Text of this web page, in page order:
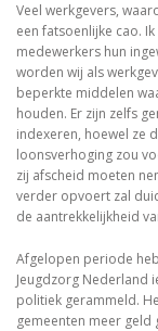
Veel werkgevers,
een fatsoenlijke cao.
medewerkers hun
worden wij als
beperkte middelen
houden. Er zijn zelfs
indexeren, hoewel ze
loonsverhoging zou
zij afscheid moeten
verder opvoert zal
de aantrekkelijkheid
Afgelopen periode
Jeugdzorg Nederland
politiek gerammeld.
gemeenten meer geld